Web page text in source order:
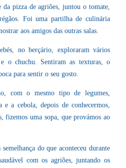
da pizza de agriões, juntou o tomate,
Foi uma partilha de culinária
aos amigos das outras salas.
no berçário, exploraram vários
o chuchu. Sentiram as texturas, o
para sentir o seu gosto.
com o mesmo tipo de legumes,
e a cebola, depois de conhecermos,
fizemos uma sopa, que provámos ao
do que aconteceu durante
com os agriões, juntando os